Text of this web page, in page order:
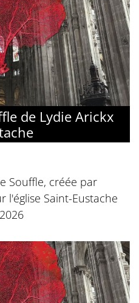
de Lydie Arickx
Souffle, créée par
l'église Saint-Eustache